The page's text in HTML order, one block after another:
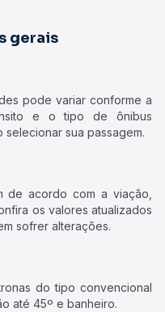
gerais
pode variar conforme a
e o tipo de ônibus
selecionar sua passagem.
de acordo com a viação,
os valores atualizados
sofrer alterações.
do tipo convencional
até 45º e banheiro.